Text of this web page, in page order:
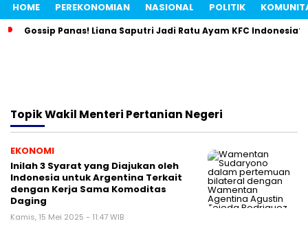
HOME PEREKONOMIAN NASIONAL POLITIK
Gossip Panas! Liana Saputri Jadi Ratu Ayam KFC Indonesia?
TopikWakil Menteri Pertanian Negeri
EKONOMI
Inilah 3 Syarat yang Diajukan oleh
Indonesia untuk Argentina Terkait
dengan Kerja Sama Komoditas
Daging
Kamis, 15 Mei 2025 - 11:47 WIB